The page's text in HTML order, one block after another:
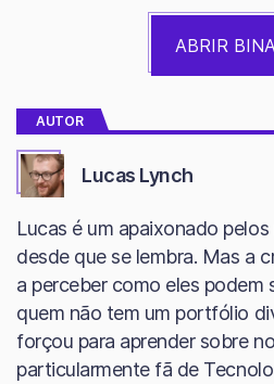
ABRIR
AUTOR
Lucas Lynch
Lucas é um apaixonado
desde que se lembra. Mas a
a perceber como eles podem
quem não tem um portfólio
forçou para aprender sobre
particularmente fã de